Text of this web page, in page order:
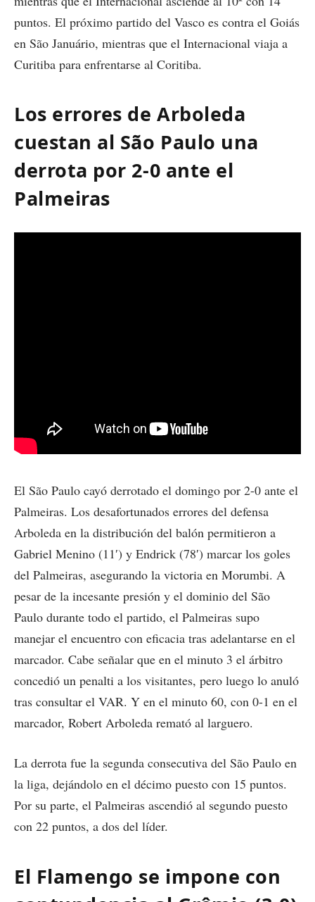
puntos. El próximo partido del Vasco es contra el Goiás
en São Januário, mientras que el Internacional viaja a
Curitiba para enfrentarse al Coritiba.
Los errores de Arboleda
cuestan al São Paulo una
derrota por 2-0 ante el
Palmeiras
El São Paulo cayó derrotado el domingo por 2-0 ante el
Palmeiras. Los desafortunados errores del defensa
Arboleda en la distribución del balón permitieron a
Gabriel Menino (11′) y Endrick (78′) marcar los goles
del Palmeiras, asegurando la victoria en Morumbi. A
pesar de la incesante presión y el dominio del São
Paulo durante todo el partido, el Palmeiras supo
manejar el encuentro con eficacia tras adelantarse en el
marcador. Cabe señalar que en el minuto 3 el árbitro
concedió un penalti a los visitantes, pero luego lo anuló
tras consultar el VAR. Y en el minuto 60, con 0-1 en el
marcador, Robert Arboleda remató al larguero.
La derrota fue la segunda consecutiva del São Paulo en
la liga, dejándolo en el décimo puesto con 15 puntos.
Por su parte, el Palmeiras ascendió al segundo puesto
con 22 puntos, a dos del líder.
El Flamengo se impone con